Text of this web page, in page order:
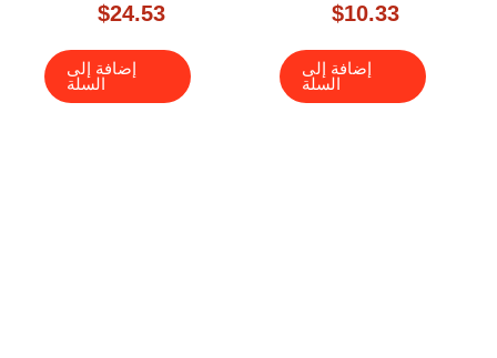
$10.33
إضافة إلى
السلة
$24.53
إضافة إلى
السلة